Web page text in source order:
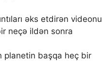
əks etdirən videonu
neçə ildən sonra
planetin başqa heç bir